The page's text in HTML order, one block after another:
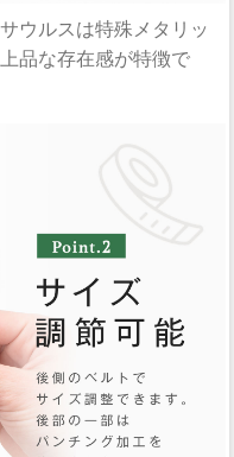
ウルスは特殊メタリッ
品な存在感が特徴で